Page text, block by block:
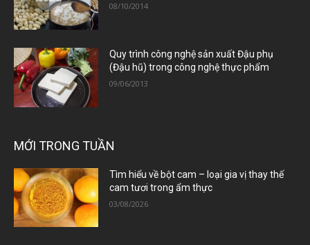
08/10/2014
Quy trình công nghệ sản xuất Đậu phụ
(Đậu hũ) trong công nghệ thực phẩm
09/06/2013
MỚI TRONG TUẦN
Tìm hiểu về bột cam – loại gia vị thay thế
cam tươi trong ẩm thực
03/08/2026